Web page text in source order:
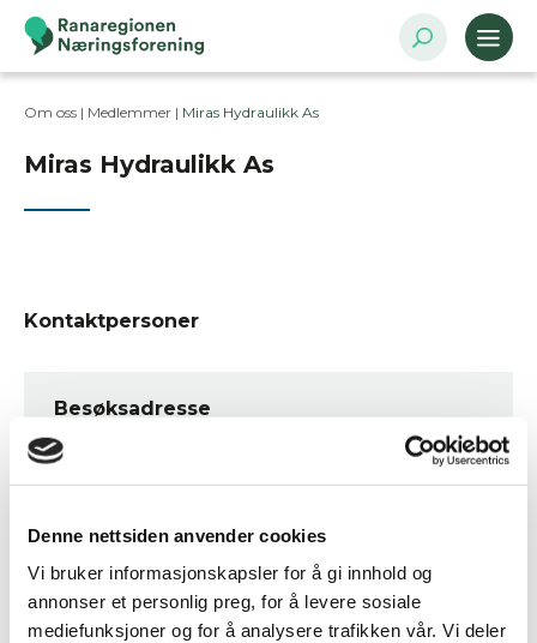
Denne nettsiden anvender cookies
Vi bruker informasjonskapsler for å gi innhold og
annonser et personlig preg, for å levere sosiale
mediefunksjoner og for å analysere trafikken vår. Vi deler
Om oss | Medlemmer | Miras Hydraulikk As
Miras Hydraulikk As
Kontaktpersoner
Besøksadresse
c/o Mo Industripark Verkstedløypa 18, 8626
Mo i Rana
Postboks 500, 8601 Mo i Rana
Industri